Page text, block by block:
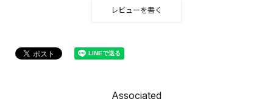
レビューを書く
Associated